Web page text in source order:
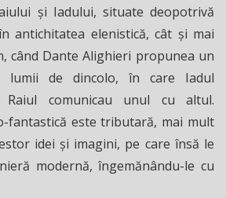
şi Iadului, situate deopotrivă
antichitatea elenistică, cât şi mai
când Dante Alighieri propunea un
lumii de dincolo, în care Iadul
Raiul comunicau unul cu altul.
fantastică este tributară, mai mult
idei şi imagini, pe care însă le
modernă, îngemănându-le cu